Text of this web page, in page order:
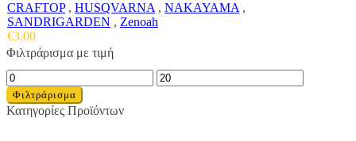
CRAFTOP, HUSQVARNA , NAKAYAMA ,
SANDRIGARDEN , Zenoah
€3.00
Φιλτράρισμα με τιμή
Ελάχιστη
τιμή
Μέγιστη
τιμή
Φιλτράρισμα
Κατηγορίες Προϊόντων